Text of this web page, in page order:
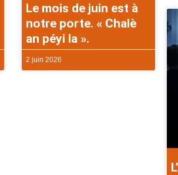
Le mois de juin est à
notre porte. « Chalè
an péyi la ».
2 juin 2026